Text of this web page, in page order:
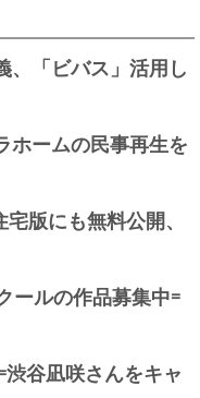
、「ビバス」活用し
ホームの民事再生を
版にも無料公開、
ールの作品募集中=
谷凪咲さんをキャ